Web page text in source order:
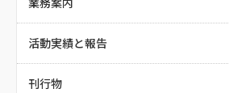
活動実績と報告
刊行物